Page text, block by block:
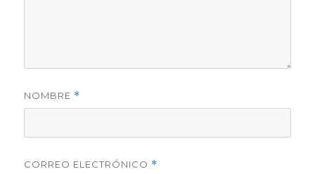
NOMBRE *
CORREO ELECTRÓNICO *